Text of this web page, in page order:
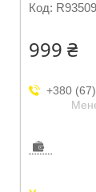
Код:
999 ₴
+380